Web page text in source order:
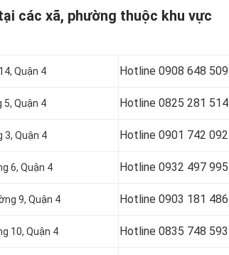
các xã, phường thuộc khu vực
Quận 4 Hotline 0908 648 509
Quận 4 Hotline 0825 281 514
3, Quận 4 Hotline 0901 742 092
6, Quận 4 Hotline 0932 497 995
9, Quận 4 Hotline 0903 181 486
10, Quận 4 Hotline 0835 748 593